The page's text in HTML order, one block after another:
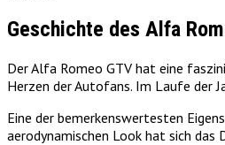
Geschichte des Alfa
Der Alfa Romeo GTV hat eine
Herzen der Autofans. Im Laufe der
Eine der bemerkenswertesten
aerodynamischen Look hat sich